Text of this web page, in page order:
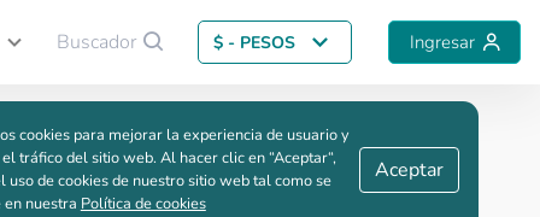
Buscador $ - PESOS Ingresar
de interés en 2023
cookies para mejorar la experiencia de usuario y
tráfico del sitio web. Al hacer clic en “Aceptar“,
uso de cookies de nuestro sitio web tal como se
nuestra Política de cookies
Aceptar
Guardar comparación